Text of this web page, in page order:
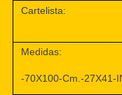
Cartelista:
Medidas:
-70X100-Cm.-27X41-